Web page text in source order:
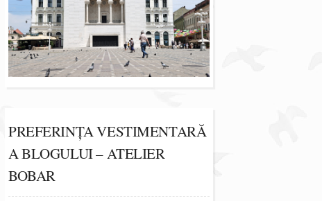
PREFERINȚA VESTIMENTARĂ
A BLOGULUI – ATELIER
BOBAR